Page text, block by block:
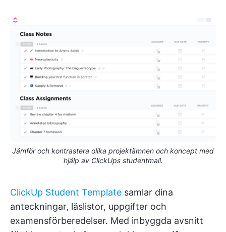
Jämför och kontrastera olika projektämnen och koncept med
hjälp av ClickUps studentmall.
ClickUp Student Template samlar dina
anteckningar, läslistor, uppgifter och
examensförberedelser. Med inbyggda avsnitt